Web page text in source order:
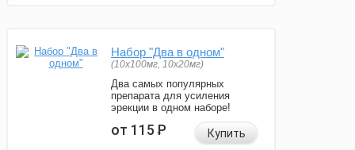
Набор "Два в одном"
(10x100мг, 10x20мг)
Два самых популярных
препарата для усиления
эрекции в одном наборе!
от 115Р Купить